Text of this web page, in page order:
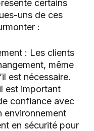
certains
uns de ces
:
: Les clients
même
est nécessaire.
est important
confiance avec
environnement
en sécurité pour